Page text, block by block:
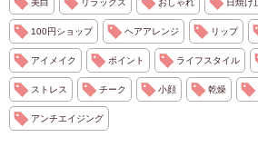
美白 リラックス おしゃれ 日焼け
100円ショップ ヘアアレンジ リップ
アイメイク ポイント ライフスタイル
ストレス チーク 小顔 乾燥
アンチエイジング